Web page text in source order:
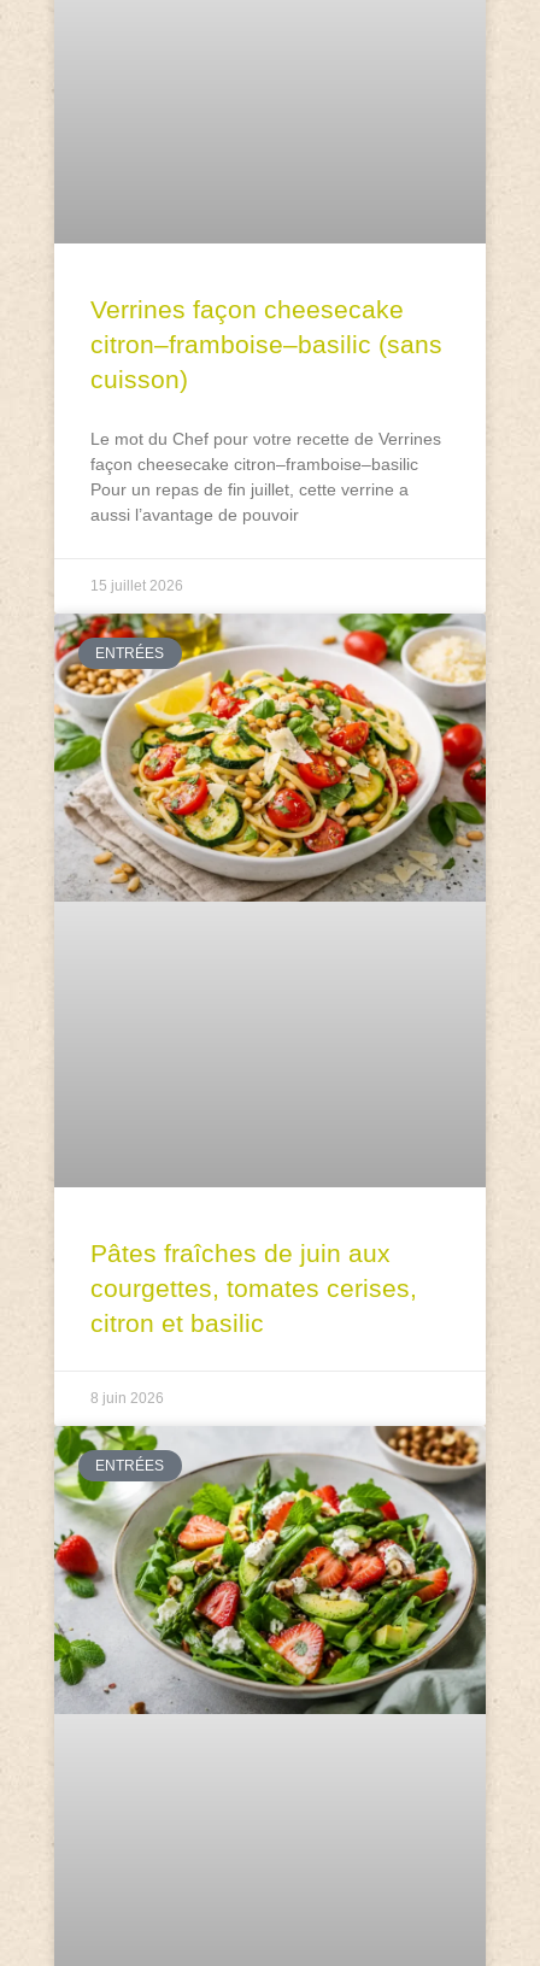
Verrines façon cheesecake
citron–framboise–basilic (sans
cuisson)
Le mot du Chef pour votre recette de Verrines
façon cheesecake citron–framboise–basilic
Pour un repas de fin juillet, cette verrine a
aussi l’avantage de pouvoir
15 juillet 2026
ENTRÉES
Pâtes fraîches de juin aux
courgettes, tomates cerises,
citron et basilic
8 juin 2026
ENTRÉES